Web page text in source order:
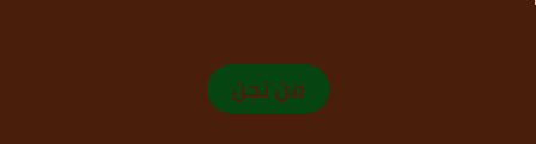
من نحن